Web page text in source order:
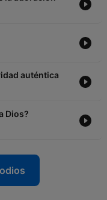
auténtica
Dios?